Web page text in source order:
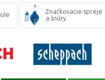
Značkovacie spreje
a šnúry